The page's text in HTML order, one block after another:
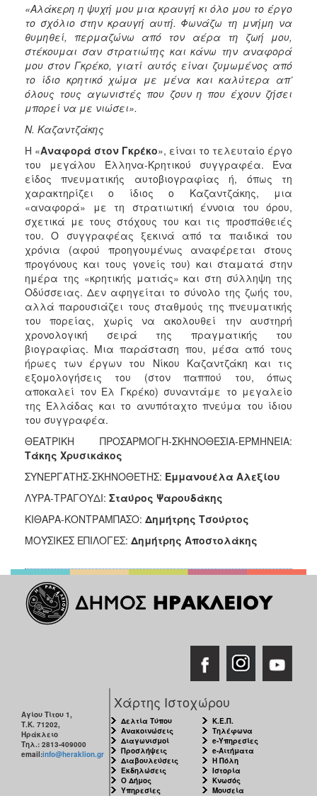
«Αλάκερη η ψυχή μου μια κραυγή κι όλο μου το έργο
το σχόλιο στην κραυγή αυτή. Φωνάζω τη μνήμη να
θυμηθεί, περμαζώνω από τον αέρα τη ζωή μου,
στέκουμαι σαν στρατιώτης και κάνω την αναφορά
μου στον Γκρέκο, γιατί αυτός είναι ζυμωμένος από
το ίδιο κρητικό χώμα με μένα και καλύτερα απ’
όλους τους αγωνιστές που ζουν η που έχουν ζήσει
μπορεί να με νιώσει».
Ν. Καζαντζάκης
Η «Αναφορά στον Γκρέκο», είναι το τελευταίο έργο
του μεγάλου Έλληνα-Κρητικού συγγραφέα. Ένα
είδος πνευματικής αυτοβιογραφίας ή, όπως τη
χαρακτηρίζει ο ίδιος ο Καζαντζάκης, μια
«αναφορά» με τη στρατιωτική έννοια του όρου,
σχετικά με τους στόχους του και τις προσπάθειές
του. Ο συγγραφέας ξεκινά από τα παιδικά του
χρόνια (αφού προηγουμένως αναφέρεται στους
προγόνους και τους γονείς του) και σταματά στην
ημέρα της «κρητικής ματιάς» και στη σύλληψη της
Οδύσσειας. Δεν αφηγείται το σύνολο της ζωής του,
αλλά παρουσιάζει τους σταθμούς της πνευματικής
του πορείας, χωρίς να ακολουθεί την αυστηρή
χρονολογική σειρά της πραγματικής του
βιογραφίας. Μια παράσταση που, μέσα από τους
ήρωες των έργων του Νίκου Καζαντζάκη και τις
εξομολογήσεις του (στον παππού του, όπως
αποκαλεί τον Ελ Γκρέκο) συναντάμε το μεγαλείο
της Ελλάδας και το ανυπόταχτο πνεύμα του ίδιου
του συγγραφέα.
ΘΕΑΤΡΙΚΗ ΠΡΟΣΑΡΜΟΓΗ-ΣΚΗΝΟΘΕΣΙΑ-ΕΡΜΗΝΕΙΑ:
Τάκης Χρυσικάκος
ΣΥΝΕΡΓΑΤΗΣ-ΣΚΗΝΟΘΕΤΗΣ: Εμμανουέλα Αλεξίου
ΛΥΡΑ-ΤΡΑΓΟΥΔΙ: Σταύρος Ψαρουδάκης
ΚΙΘΑΡΑ-ΚΟΝΤΡΑΜΠΑΣΟ: Δημήτρης Τσούρτος
ΜΟΥΣΙΚΕΣ ΕΠΙΛΟΓΕΣ: Δημήτρης Αποστολάκης
Αγίου Τίτου 1,
Τ.Κ. 71202,
Ηράκλειο
Τηλ.: 2813-409000
email:info@heraklion.gr
Χάρτης Ιστοχώρου
Δελτία Τύπου
Ανακοινώσεις
Διαγωνισμοί
Προσλήψεις
Διαβουλεύσεις
Εκδηλώσεις
Ο Δήμος
Υπηρεσίες
Κ.Ε.Π.
Τηλέφωνα
e-Υπηρεσίες
e-Αιτήματα
Η Πόλη
Ιστορία
Κνωσός
Μουσεία